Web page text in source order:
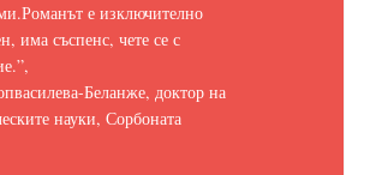
Романът е изключително
има съспенс, чете се с
”,
Беланже, доктор на
науки, Сорбоната